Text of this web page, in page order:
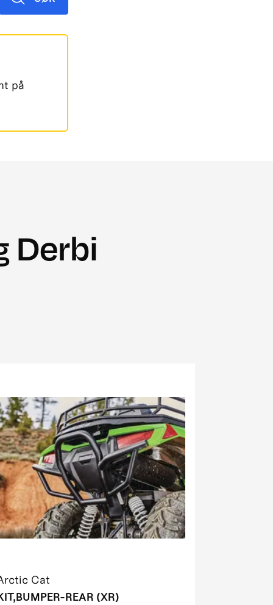
på
Derbi
Cat
REAR (XR)